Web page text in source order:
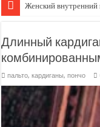
Женский внутренний
Длинный
пальто, кардиганы, пончо